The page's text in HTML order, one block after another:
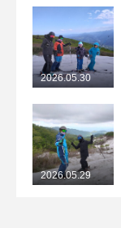
2026.05.30
2026.05.29